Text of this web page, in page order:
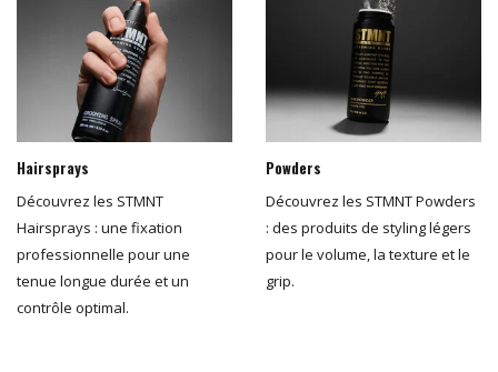
Hairsprays
Découvrez les STMNT
Hairsprays : une fixation
professionnelle pour une
tenue longue durée et un
contrôle optimal.
Powders
Découvrez les STMNT Powders
: des produits de styling légers
pour le volume, la texture et le
grip.